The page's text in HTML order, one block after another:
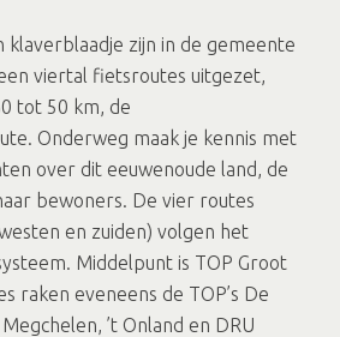
klaverblaadje zijn in de gemeente
viertal fietsroutes uitgezet,
tot 50 km, de
Onderweg maak je kennis met
over dit eeuwenoude land, de
bewoners. De vier routes
en zuiden) volgen het
Middelpunt is TOP Groot
raken eveneens de TOP’s De
’t Onland en DRU